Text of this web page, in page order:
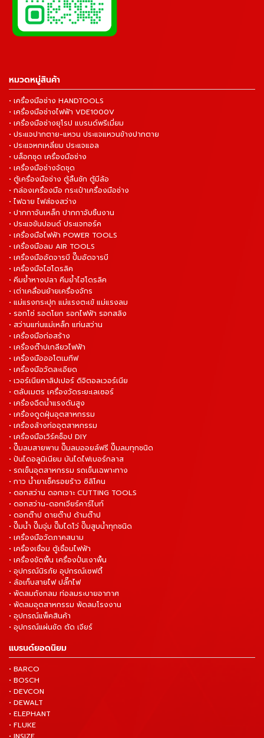
หมวดหมู่สินค้า
• เครื่องมือช่าง HANDTOOLS
• เครื่องมือช่างไฟฟ้า VDE1000V
• เครื่องมือช่างยุโรป แบรนด์พรีเมี่ยม
• ประแจปากตาย-แหวน ประแจแหวนข้างปากตาย
• ประแจหกเหลี่ยม ประแจแอล
• บล็อกชุด เครื่องมือช่าง
• เครื่องมือช่างจัดชุด
• ตู้เครื่องมือช่าง ตู้ลิ้นชัก ตู้มีล้อ
• กล่องเครื่องมือ กระเป๋าเครื่องมือช่าง
• ไฟฉาย ไฟส่องสว่าง
• ปากกาจับเหล็ก ปากกาจับชิ้นงาน
• ประแจขันปอนด์ ประแจทอร์ค
• เครื่องมือไฟฟ้า POWER TOOLS
• เครื่องมือลม AIR TOOLS
• เครื่องมืออัดจารบี ปั๊มอัดจารบี
• เครื่องมือไฮโดรลิค
• คีมย้ำหางปลา คีมย้ำไฮโดรลิค
• เต่าเคลื่อนย้ายเครื่องจักร
• แม่แรงกระปุก แม่แรงตะเข้ แม่แรงลม
• รอกโซ่ รอดโยก รอกไฟฟ้า รอกสลิง
• สว่านแท่นแม่เหล็ก แท่นสว่าน
• เครื่องมือก่อสร้าง
• เครื่องต๊าปเกลียวไฟฟ้า
• เครื่องมือออโตเมทีฟ
• เครื่องมือวัดละเอียด
• เวอร์เนียคาลิปเปอร์ ดิจิตอลเวอร์เนีย
• ตลับเมตร เครื่องวัดระยะเลเซอร์
• เครื่องฉีดน้ำแรงดันสูง
• เครื่องดูดฝุ่นอุตสาหกรรม
• เครื่องล้างท่ออุตสาหกรรม
• เครื่องมือเวิร์คช็อป DIY
• ปั๊มลมสายพาน ปั๊มลมออยล์ฟรี ปั๊มลมทุกชนิด
• ปันไดอลูมิเนียม บันไดไฟเบอร์กลาส
• รถเข็นอุตสาหกรรม รถเข็นเฉพาะทาง
• กาว น้ำยาเช็ครอยร้าว ซิลิโคน
• ดอกสว่าน ดอกเจาะ CUTTING TOOLS
• ดอกสว่าน-ดอกเจียร์คาร์ไบท์
• ดอกต๊าป ดายต๊าป ด้ามต๊าป
• ปั๊มน้ำ ปั๊มจุ่ม ปั๊มไดโว่ ปั๊มสูบน้ำทุกชนิด
• เครื่องมือวัดภาคสนาม
• เครื่องเชื่อม ตู้เชื่อมไฟฟ้า
• เครื่องขัดพื้น เครื่องปั่นเงาพื้น
• อุปกรณ์นิรภัย อุปกรณ์เซฟตี้
• ล้อเก็บสายไฟ ปลั๊กไฟ
• พัดลมถังกลม ท่อลมระบายอากาศ
• พัดลมอุตสาหกรรม พัดลมโรงงาน
• อุปกรณ์แพ็คสินค้า
• อุปกรณ์แผ่นขัด ตัด เจียร์
แบรนด์ยอดนิยม
• BARCO
• BOSCH
• DEVCON
• DEWALT
• ELEPHANT
• FLUKE